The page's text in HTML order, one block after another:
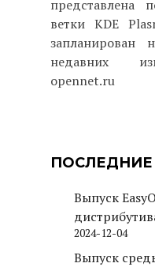
представлена
ветки KDE
запланирован
недавних
opennet.ru
Выпуск
Puppy Linux
2024-12-04
Выпуск